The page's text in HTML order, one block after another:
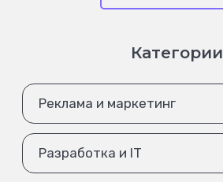
Категории
Реклама и маркетинг
Разработка и IT